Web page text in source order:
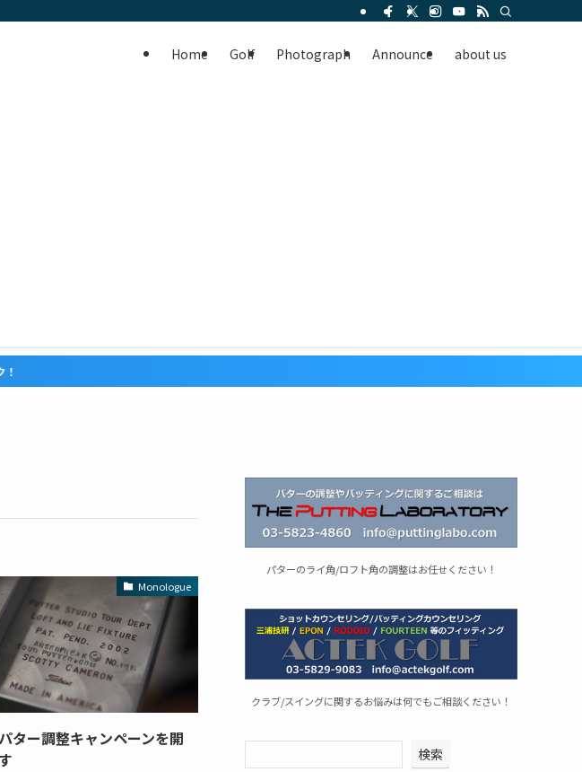
Home Golf Photograph Announce about us
Monologue
ター調整キャンペーンを開
パターのライ角/ロフト角の調整はお任せください！
クラブ/スイングに関するお悩みは何でもご相談ください！
検索